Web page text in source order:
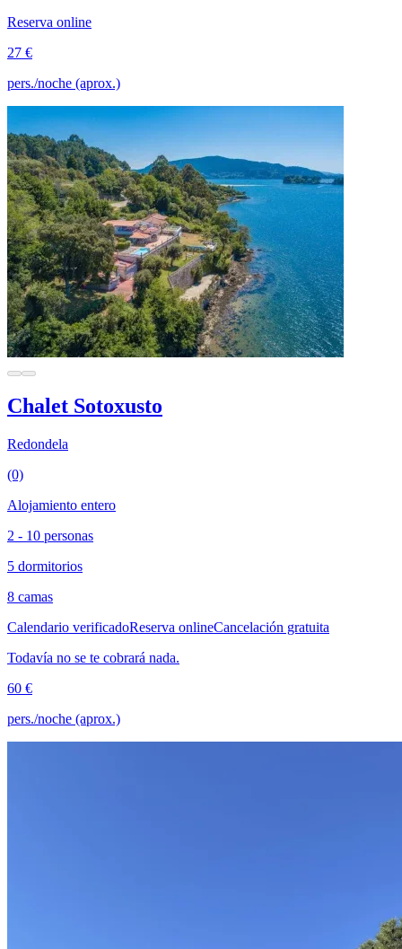
Reserva online
27 €
pers./noche (aprox.)
Chalet Sotoxusto
Redondela
(0)
Alojamiento entero
2 - 10 personas
5 dormitorios
8 camas
Calendario verificadoReserva onlineCancelación gratuita
Todavía no se te cobrará nada.
60 €
pers./noche (aprox.)